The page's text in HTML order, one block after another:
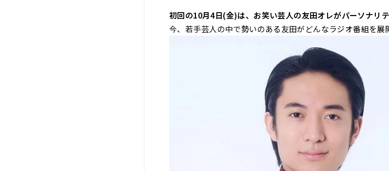
初回の10月4日(金)は、お笑い芸人の友田オレがパーソナリテ
今、若手芸人の中で勢いのある友田がどんなラジオ番組を展